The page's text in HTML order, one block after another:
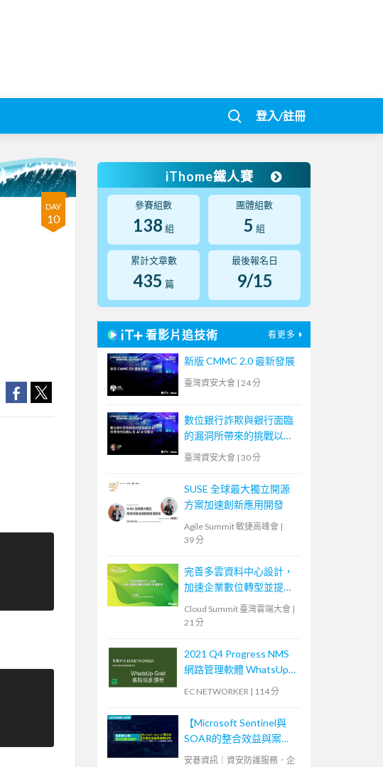
登入/註冊
DAY
10
iThome鐵人賽
參賽組數
138 組
團體組數
5 組
累計文章數
435 篇
最後報名日
9/15
看影片追技術 看更多
新版 CMMC 2.0 最新發展
臺灣資安大會 | 24 分
數位銀行詐欺與銀行面臨
的漏洞所帶來的挑戰以及
AI 如何幫助
臺灣資安大會 | 30 分
SUSE 全球最大獨立開源
方案加速創新應用開發
Agile Summit 敏捷高峰會 |
39 分
完善多雲資料中心設計，
加速企業數位轉型並提升
Cloud Summit 臺灣雲端大會 |
21 分
2021 Q4 Progress NMS
網路管理軟體 WhatsUp
Gold 進階培訓課程 (2)
EC NETWORKER | 114 分
【Microsoft Sentinel與
SOAR的整合效益與案例
分享】
安碁資訊｜資安防護服務．企